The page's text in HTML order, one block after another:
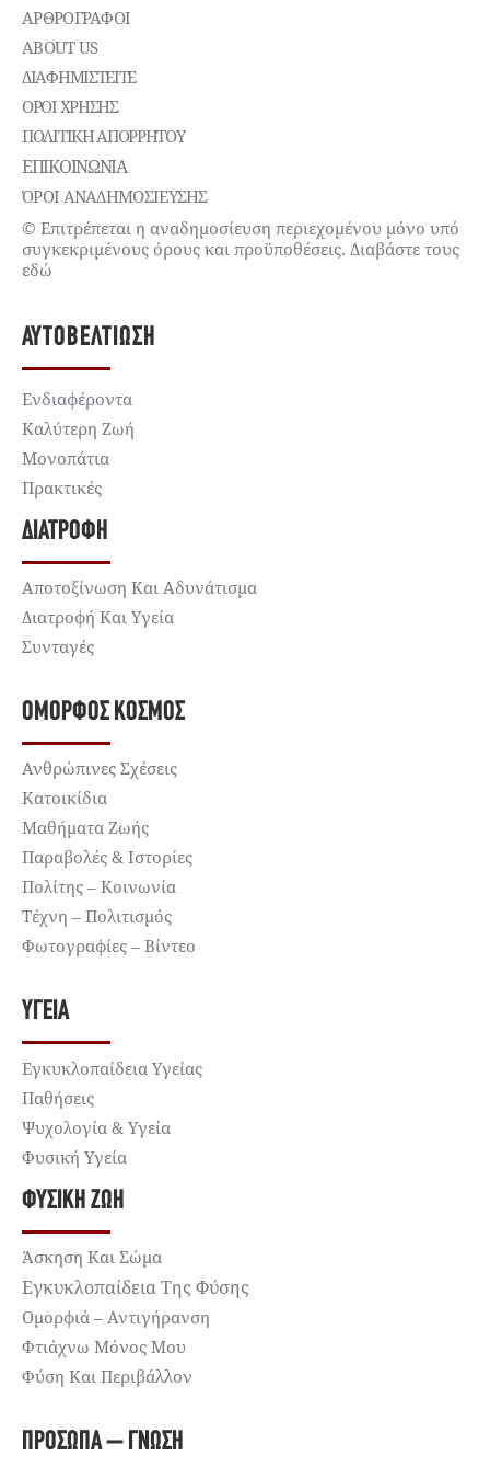
ΑΡΘΡΟΓΡΑΦΟΙ
ABOUT US
ΔΙΑΦΗΜΙΣΤΕΊΤΕ
ΌΡΟΙ ΧΡΉΣΗΣ
ΠΟΛΙΤΙΚΉ ΑΠΟΡΡΉΤΟΥ
ΕΠΙΚΟΙΝΩΝΊΑ
ΌΡΟΙ ΑΝΑΔΗΜΟΣΙΕΥΣΗΣ
© Επιτρέπεται η αναδημοσίευση περιεχομένου μόνο υπό
συγκεκριμένους όρους και προϋποθέσεις. Διαβάστε τους
εδώ
ΑΥΤΟΒΕΛΤΊΩΣΗ
Ενδιαφέροντα
Καλύτερη Ζωή
Μονοπάτια
Πρακτικές
ΔΙΑΤΡΟΦΉ
Αποτοξίνωση Και Αδυνάτισμα
Διατροφή Και Υγεία
Συνταγές
ΌΜΟΡΦΟΣ ΚΌΣΜΟΣ
Ανθρώπινες Σχέσεις
Κατοικίδια
Μαθήματα Ζωής
Παραβολές & Ιστορίες
Πολίτης – Κοινωνία
Τέχνη – Πολιτισμός
Φωτογραφίες – Βίντεο
ΥΓΕΊΑ
Εγκυκλοπαίδεια Υγείας
Παθήσεις
Ψυχολογία & Υγεία
Φυσική Υγεία
ΦΥΣΙΚΉ ΖΩΉ
Άσκηση Και Σώμα
Εγκυκλοπαίδεια Της Φύσης
Ομορφιά – Αντιγήρανση
Φτιάχνω Μόνος Μου
Φύση Και Περιβάλλον
ΠΡΌΣΩΠΑ – ΓΝΏΣΗ